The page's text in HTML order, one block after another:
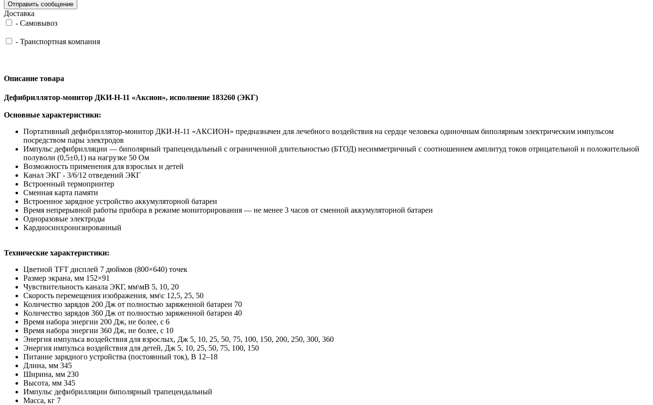
Отправить сообщение
Доставка
- Самовывоз
- Транспортная компания
Описание товара
Дефибриллятор-монитор ДКИ-Н-11 «Аксион», исполнение 183260 (ЭКГ)
Основные характеристики:
Портативный дефибриллятор-монитор ДКИ-Н-11 «АКСИОН» предназначен для лечебного воздействия на сердце человека одиночным биполярным электрическим импульсом
посредством пары электродов
Импульс дефибрилляции — биполярный трапецеидальный с ограниченной длительностью (БТОД) несимметричный с соотношением амплитуд токов отрицательной и положительной
полуволн (0,5±0,1) на нагрузке 50 Ом
Возможность применения для взрослых и детей
Канал ЭКГ - 3/6/12 отведений ЭКГ
Встроенный термопринтер
Сменная карта памяти
Встроенное зарядное устройство аккумуляторной батареи
Время непрерывной работы прибора в режиме мониторирования — не менее 3 часов от сменной аккумуляторной батареи
Одноразовые электроды
Кардиосинхронизированный
Технические характеристики:
Цветной TFT дисплей 7 дюймов (800×640) точек
Размер экрана, мм 152×91
Чувствительность канала ЭКГ, мм\мВ 5, 10, 20
Скорость перемещения изображения, мм\с 12,5, 25, 50
Количество зарядов 200 Дж от полностью заряженной батареи 70
Количество зарядов 360 Дж от полностью заряженной батареи 40
Время набора энергии 200 Дж, не более, с 6
Время набора энергии 360 Дж, не более, с 10
Энергия импульса воздействия для взрослых, Дж 5, 10, 25, 50, 75, 100, 150, 200, 250, 300, 360
Энергия импульса воздействия для детей, Дж 5, 10, 25, 50, 75, 100, 150
Питание зарядного устройства (постоянный ток), В 12–18
Длина, мм 345
Ширина, мм 230
Высота, мм 345
Импульс дефибрилляции биполярный трапецеидальный
Масса, кг 7